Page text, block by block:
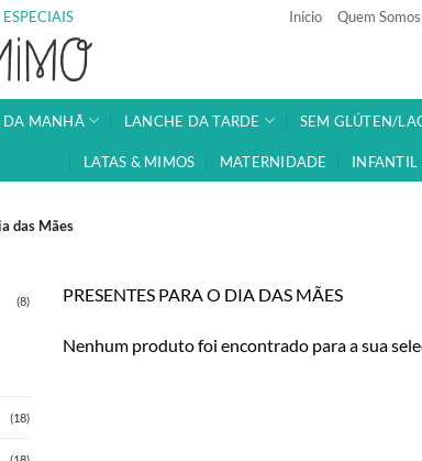
Início Quem Somos
DA MANHÃ LANCHE DA TARDE SEM GLÚTEN/
LATAS & MIMOS MATERNIDADE INFANTIL
das Mães
(8)
(18)
PRESENTES PARA O DIA DAS MÃES
Nenhum produto foi encontrado para a sua